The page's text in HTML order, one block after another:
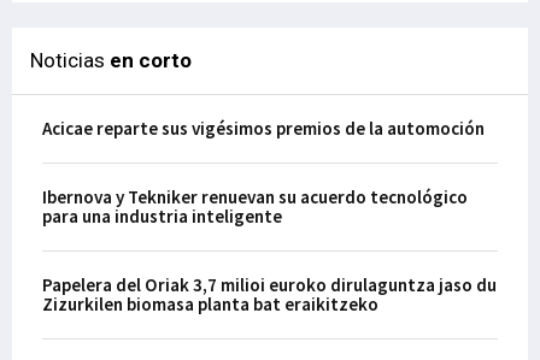
Noticias en corto
Acicae reparte sus vigésimos premios de la automoción
Ibernova y Tekniker renuevan su acuerdo tecnológico
para una industria inteligente
Papelera del Oriak 3,7 milioi euroko dirulaguntza jaso du
Zizurkilen biomasa planta bat eraikitzeko